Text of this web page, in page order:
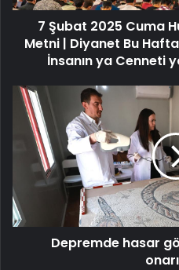
Metni
Diyanet
Hutbeyi
Paylaştı:
"Dil,
İnsanın
Cenneti
ya
da
Cehennemidir"
7 Şubat 2025 Cuma
Metni | Diyanet Bu
İnsanın ya Cenneti
Depremde
hasar
gören
kültür
varlıkları
onarılıyor
Depremde hasar